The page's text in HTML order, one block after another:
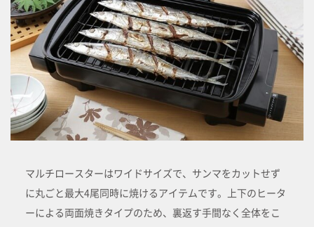
マルチロースターはワイドサイズで、サンマをカットせず
に丸ごと最大4尾同時に焼けるアイテムです。上下のヒータ
ーによる両面焼きタイプのため、裏返す手間なく全体をこ